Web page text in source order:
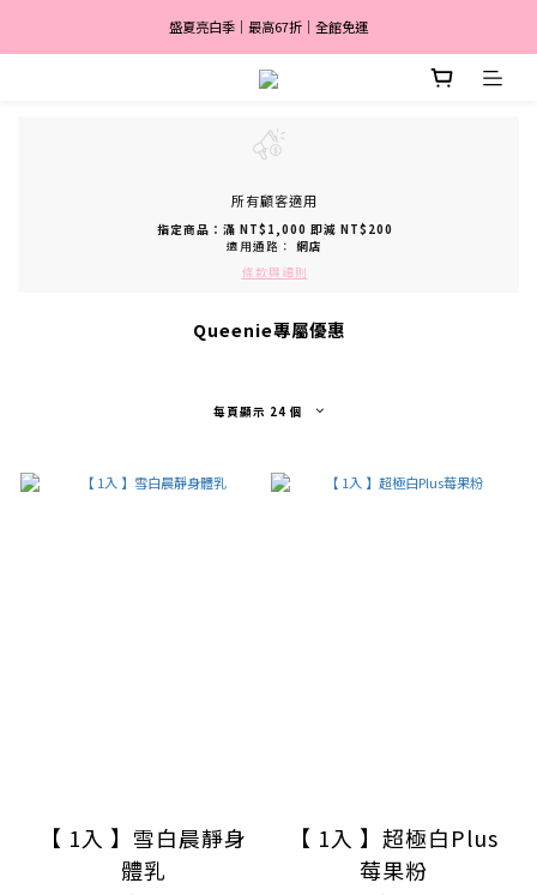
盛夏亮白季｜最高67折｜全館免運
盛夏亮白季｜最高67折｜全館免運
🎀 註冊會員送$2,000
消費滿 $3,600 分期付款零利率 ✨
所有顧客適用
指定商品：滿 NT$1,000 即減 NT$200
適用通路： 網店
條款與細則
Queenie專屬優惠
每頁顯示 24 個
【 1入 】雪白晨靜身
體乳
【 1入 】超極白Plus
莓果粉